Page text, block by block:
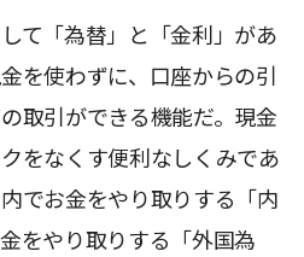
て「為替」と「金利」があ
を使わずに、口座からの引
取引ができる機能だ。現金
をなくす便利なしくみであ
でお金をやり取りする「内
をやり取りする「外国為